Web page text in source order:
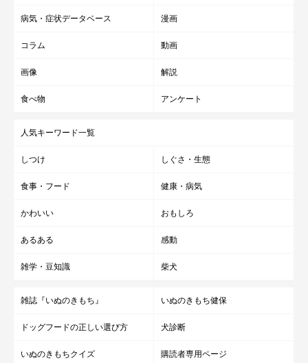
病気・症状データベース 漫画
コラム 動画
画像 解説
食べ物 アンケート
人気キーワード一覧
しつけ しぐさ・生態
食事・フード 健康・病気
かわいい おもしろ
あるある 感動
雑学・豆知識 柴犬
雑誌『いぬのきもち』 いぬのきもち健保
ドッグフードの正しい選び方 犬診断
いぬのきもちクイズ 購読者専用ページ